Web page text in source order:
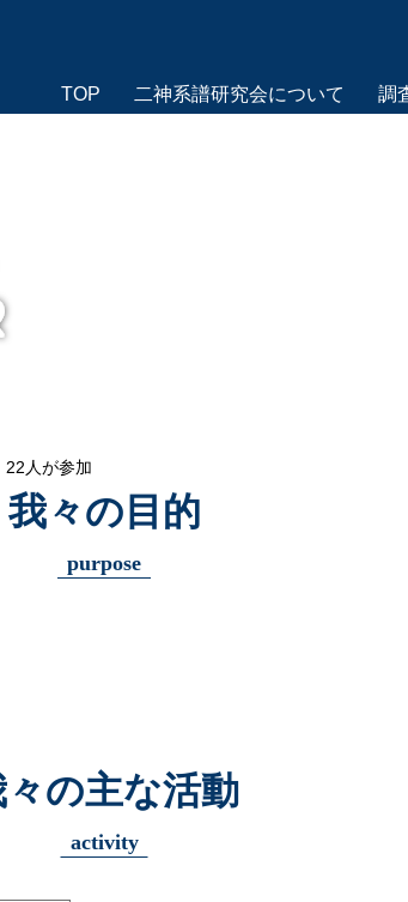
TOP 二神系譜研究会について 調
22人が参加
我々の目的
purpose
の主な活動
activity